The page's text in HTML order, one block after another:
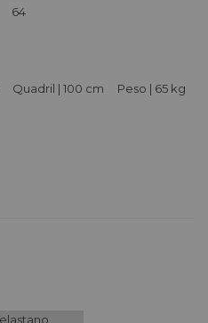
64
Quadril | 100 cm Peso | 65 kg
elastano